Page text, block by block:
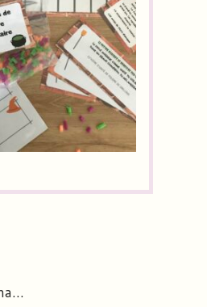
De fractions décimales à nombres décimaux – CM